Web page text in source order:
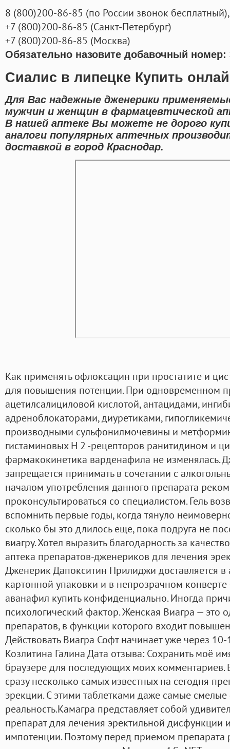
8 (800)200-86-85 (по России звонок бесплатный),
+7 (800)200-86-85 (Санкт-Петербург)
+7 (800)200-86-85 (Москва)
Обязательно назовите добавочный номер:
Сиалис в липецке Купить
Для Вас надежные дженерики
мужчин и женщин в фармацевтической
В нашей аптеке Вы можете не дорого
аналоги популярных аптечных
доставкой в город Краснодар.
Как применять офлоксацин при простатите и
для повышения потенции. При одновременном
ацетилсалициловой кислотой, антацидами,
адреноблокаторами, диуретиками,
производными сульфонилмочевины и
гистаминовых H 2 -рецепторов ранитидином и
фармакокинетика варденафила не изменялась.
запрещается принимать в сочетании с
началом употребления данного препарата
проконсультироваться со специалистом. Гель
вспомнить первые годы, когда тянуло
сколько бы это длилось еще, пока подруга не
виагру. Хотел выразить благодарность за
аптека препаратов-дженериков для лечения
Дженерик Дапокситин Прилиджи доставляется в
картонной упаковки и в непрозрачном конверте
аванафил купить конфиденциально. Иногда
психологический фактор. Женская Виагра — это
препаратов, в функции которого входит
Действовать Виагра Софт начинает уже через
Козлитина Галина Дата отзыва: Сохранить моё
браузере для последующих моих комментариев.
сразу несколько самых известных на сегодня
эрекции. С этими таблетками даже самые смелые
реальность.Камагра представляет собой
препарат для лечения эректильной дисфункции
импотенции. Поэтому перед приемом препарата